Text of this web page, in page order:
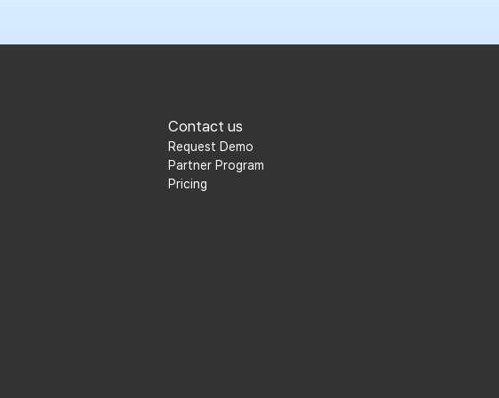
Contact us
Request Demo
Partner Program
Pricing